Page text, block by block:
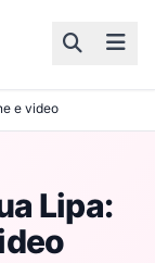
e video
Lipa: